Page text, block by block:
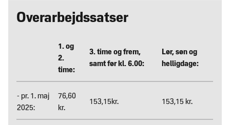
Overarbejdssatser
1. og
2.
time:
3. time og frem,
samt før kl. 6.00:
Lør, søn og
helligdage:
- pr. 1. maj
2025:
76,60
kr.
153,15kr. 153,15 kr.